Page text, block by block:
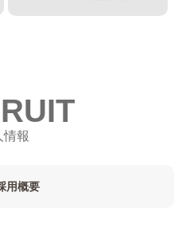
情報
用概要